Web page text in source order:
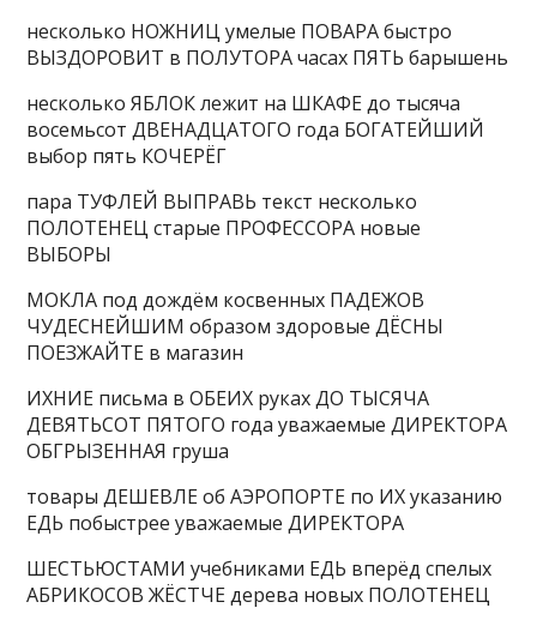
несколько НОЖНИЦ умелые ПОВАРА быстро
ВЫЗДОРОВИТ в ПОЛУТОРА часах ПЯТЬ барышень
несколько ЯБЛОК лежит на ШКАФЕ до тысяча
восемьсот ДВЕНАДЦАТОГО года БОГАТЕЙШИЙ
выбор пять КОЧЕРЁГ
пара ТУФЛЕЙ ВЫПРАВЬ текст несколько
ПОЛОТЕНЕЦ старые ПРОФЕССОРА новые
ВЫБОРЫ
МОКЛА под дождём косвенных ПАДЕЖОВ
ЧУДЕСНЕЙШИМ образом здоровые ДЁСНЫ
ПОЕЗЖАЙТЕ в магазин
ИХНИЕ письма в ОБЕИХ руках ДО ТЫСЯЧА
ДЕВЯТЬСОТ ПЯТОГО года уважаемые ДИРЕКТОРА
ОБГРЫЗЕННАЯ груша
товары ДЕШЕВЛЕ об АЭРОПОРТЕ по ИХ указанию
ЕДЬ побыстрее уважаемые ДИРЕКТОРА
ШЕСТЬЮСТАМИ учебниками ЕДЬ вперёд спелых
АБРИКОСОВ ЖЁСТЧЕ дерева новых ПОЛОТЕНЕЦ